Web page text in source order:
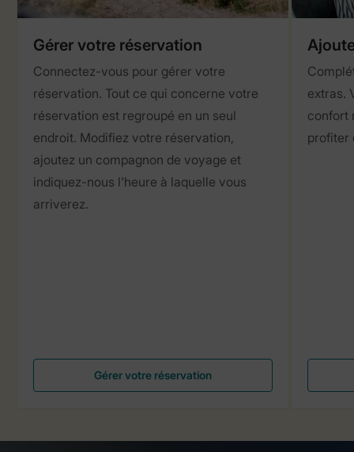
Gérer votre réservation
Connectez-vous pour gérer votre
réservation. Tout ce qui concerne votre
réservation est regroupé en un seul
endroit. Modifiez votre réservation,
ajoutez un compagnon de voyage et
indiquez-nous l'heure à laquelle vous
arriverez.
Gérer votre réservation
extras.
confort
profiter